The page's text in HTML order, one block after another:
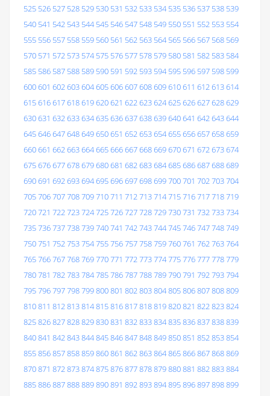
525 526 527 528 529 530 531 532 533 534 535 536 537 538 539
540 541 542 543 544 545 546 547 548 549 550 551 552 553 554
555 556 557 558 559 560 561 562 563 564 565 566 567 568 569
570 571 572 573 574 575 576 577 578 579 580 581 582 583 584
585 586 587 588 589 590 591 592 593 594 595 596 597 598 599
600601 602603604605606607608609610611 612613614
615616617618619620621 622623624625626627628629
630631 632633634635636637638639640641 642643644
645646647648649650651 652653654655656657658659
660661 662663664665666667668669670671 672673674
675676677678679680681 682683684685686687688689
690691 692693694695696697698699700701 702703704
705706707708709710711 712713714715716717718719
720721 722723724725726727728729730731 732733734
735736737738739740741 742743744745746747748749
750751 752753754755756757758759760761 762763764
765766767768769770771 772773774775776777778779
780781 782783784785786787788789790791 792793794
795796797798799800801 802803804805806807808809
810811 812813814815816817818819820821 822823824
825826827828829830831 832833834835836837838839
840841 842843844845846847848849850851 852853854
855856857858859860861 862863864865866867868869
870871 872873874875876877878879880881 882883884
885886887888889890891 892893894895896897898899